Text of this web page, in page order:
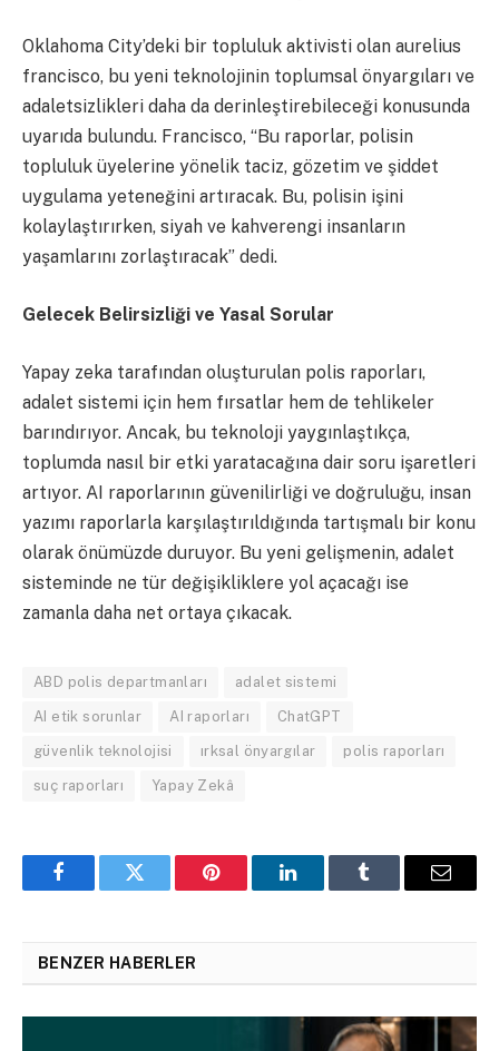
Oklahoma City’deki bir topluluk aktivisti olan aurelius
francisco, bu yeni teknolojinin toplumsal önyargıları ve
adaletsizlikleri daha da derinleştirebileceği konusunda
uyarıda bulundu. Francisco, “Bu raporlar, polisin
topluluk üyelerine yönelik taciz, gözetim ve şiddet
uygulama yeteneğini artıracak. Bu, polisin işini
kolaylaştırırken, siyah ve kahverengi insanların
yaşamlarını zorlaştıracak” dedi.
Gelecek Belirsizliği ve Yasal Sorular
Yapay zeka tarafından oluşturulan polis raporları,
adalet sistemi için hem fırsatlar hem de tehlikeler
barındırıyor. Ancak, bu teknoloji yaygınlaştıkça,
toplumda nasıl bir etki yaratacağına dair soru işaretleri
artıyor. AI raporlarının güvenilirliği ve doğruluğu, insan
yazımı raporlarla karşılaştırıldığında tartışmalı bir konu
olarak önümüzde duruyor. Bu yeni gelişmenin, adalet
sisteminde ne tür değişikliklere yol açacağı ise
zamanla daha net ortaya çıkacak.
ABD polis departmanları adalet sistemi
AI etik sorunlar AI raporları ChatGPT
güvenlik teknolojisi ırksal önyargılar polis raporları
suç raporları Yapay Zekâ
FacebookTwitter Pinterest LinkedInTumblr Email
BENZER HABERLER